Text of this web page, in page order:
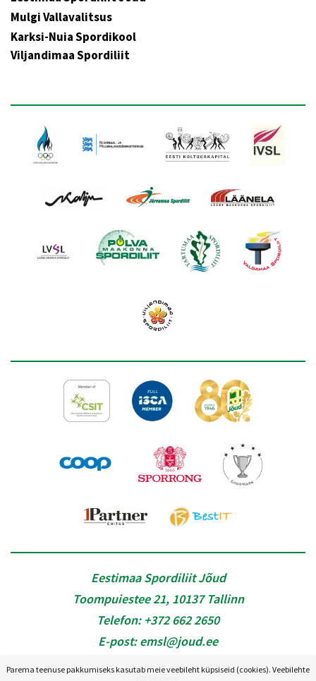
Mulgi Vallavalitsus
Karksi-Nuia Spordikool
Viljandimaa Spordiliit
Eestimaa Spordiliit Jõud
Toompuiestee 21, 10137 Tallinn
Telefon: +372 662 2650
E-post:emsl@joud.ee
Parema teenuse pakkumiseks kasutab meie veebileht küpsiseid (cookies). Veebilehte